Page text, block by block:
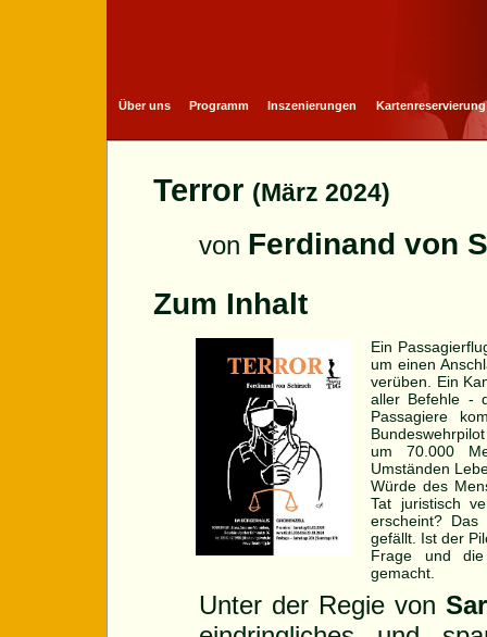
Über uns Programm Inszenierungen Kartenreservierung
Terror (März 2024)
von Ferdinand von
Zum Inhalt
Ein
um einen
verüben. Ein
aller Befehle -
Passagiere
um 70.000
Umständen
Würde des
Tat juristisch
erscheint?
gefällt. Ist der
Frage und
gemacht.
Unter der Regie von